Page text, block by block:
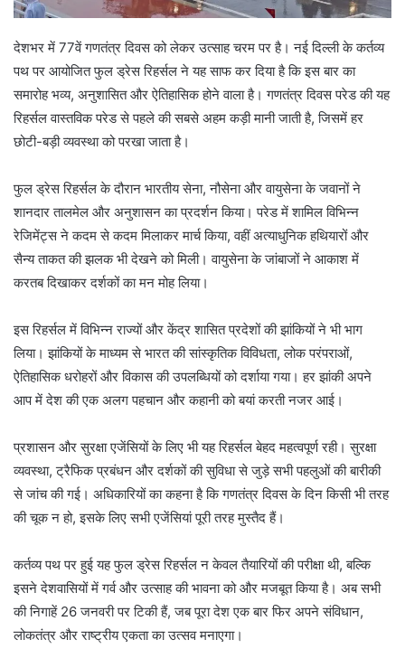
देशभर में 77वें गणतंत्र दिवस को लेकर उत्साह चरम पर है। नई दिल्ली के कर्तव्य
पथ पर आयोजित फुल ड्रेस रिहर्सल ने यह साफ कर दिया है कि इस बार का
समारोह भव्य, अनुशासित और ऐतिहासिक होने वाला है। गणतंत्र दिवस परेड की यह
रिहर्सल वास्तविक परेड से पहले की सबसे अहम कड़ी मानी जाती है, जिसमें हर
छोटी-बड़ी व्यवस्था को परखा जाता है।
फुल ड्रेस रिहर्सल के दौरान भारतीय सेना, नौसेना और वायुसेना के जवानों ने
शानदार तालमेल और अनुशासन का प्रदर्शन किया। परेड में शामिल विभिन्न
रेजिमेंट्स ने कदम से कदम मिलाकर मार्च किया, वहीं अत्याधुनिक हथियारों और
सैन्य ताकत की झलक भी देखने को मिली। वायुसेना के जांबाजों ने आकाश में
करतब दिखाकर दर्शकों का मन मोह लिया।
इस रिहर्सल में विभिन्न राज्यों और केंद्र शासित प्रदेशों की झांकियों ने भी भाग
लिया। झांकियों के माध्यम से भारत की सांस्कृतिक विविधता, लोक परंपराओं,
ऐतिहासिक धरोहरों और विकास की उपलब्धियों को दर्शाया गया। हर झांकी अपने
आप में देश की एक अलग पहचान और कहानी को बयां करती नजर आई।
प्रशासन और सुरक्षा एजेंसियों के लिए भी यह रिहर्सल बेहद महत्वपूर्ण रही। सुरक्षा
व्यवस्था, ट्रैफिक प्रबंधन और दर्शकों की सुविधा से जुड़े सभी पहलुओं की बारीकी
से जांच की गई। अधिकारियों का कहना है कि गणतंत्र दिवस के दिन किसी भी तरह
की चूक न हो, इसके लिए सभी एजेंसियां पूरी तरह मुस्तैद हैं।
कर्तव्य पथ पर हुई यह फुल ड्रेस रिहर्सल न केवल तैयारियों की परीक्षा थी, बल्कि
इसने देशवासियों में गर्व और उत्साह की भावना को और मजबूत किया है। अब सभी
की निगाहें 26 जनवरी पर टिकी हैं, जब पूरा देश एक बार फिर अपने संविधान,
लोकतंत्र और राष्ट्रीय एकता का उत्सव मनाएगा।